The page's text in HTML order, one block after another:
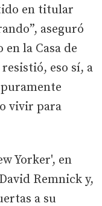
en titular
aseguró
la Casa de
resistió, eso sí, a
vivir para
Yorker', en
Remnick y,
a su